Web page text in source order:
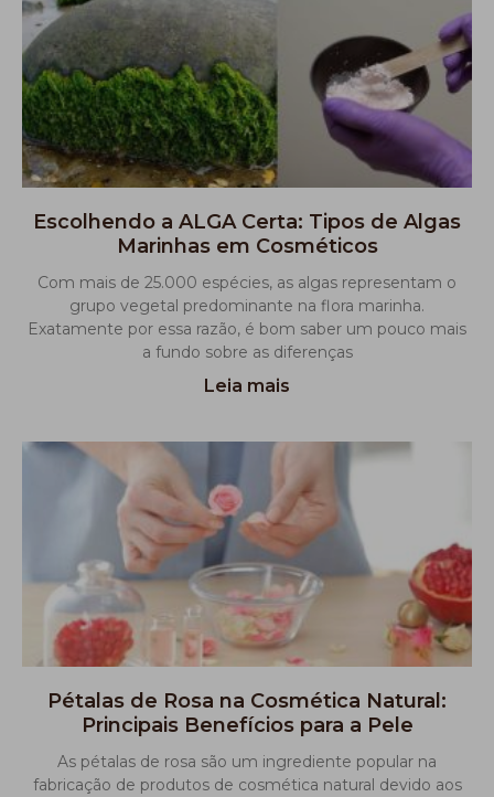
Escolhendo a ALGA Certa: Tipos de Algas
Marinhas em Cosméticos
Com mais de 25.000 espécies, as algas representam o
grupo vegetal predominante na flora marinha.
Exatamente por essa razão, é bom saber um pouco mais
a fundo sobre as diferenças
Leia mais
Pétalas de Rosa na Cosmética Natural:
Principais Benefícios para a Pele
As pétalas de rosa são um ingrediente popular na
fabricação de produtos de cosmética natural devido aos